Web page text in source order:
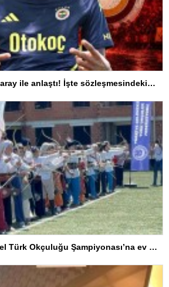
Jhon Duran, Galatasaray ile anlaştı! İşte sözleşmesindeki özel madde
Akçakoca, Geleneksel Türk Okçuluğu Şampiyonası’na ev sahipliği yapıyor